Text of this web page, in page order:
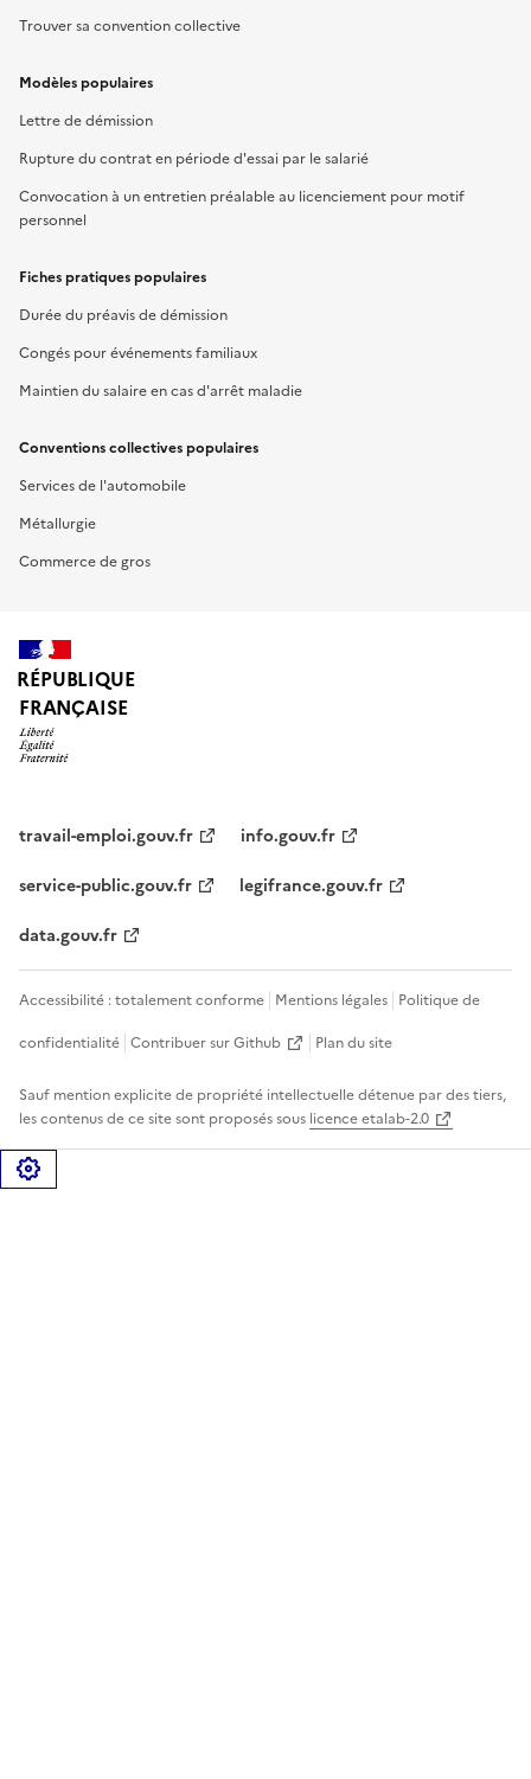
Trouver sa convention collective
Modèles populaires
Lettre de démission
Rupture du contrat en période d'essai par le salarié
Convocation à un entretien préalable au licenciement pour motif
personnel
Fiches pratiques populaires
Durée du préavis de démission
Congés pour événements familiaux
Maintien du salaire en cas d'arrêt maladie
Conventions collectives populaires
Services de l'automobile
Métallurgie
Commerce de gros
RÉPUBLIQUE
FRANÇAISE
travail-emploi.gouv.fr
info.gouv.fr
service-public.gouv.fr
legifrance.gouv.fr
data.gouv.fr
Accessibilité : totalement conforme Mentions légales Politique de
confidentialité Contribuer sur Github Plan du site
Sauf mention explicite de propriété intellectuelle détenue par des tiers,
les contenus de ce site sont proposés sous licence etalab-2.0
Gérer les cookies